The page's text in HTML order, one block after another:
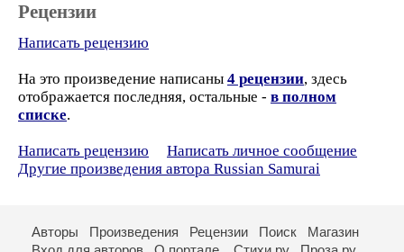
Рецензии
Написать рецензию
На это произведение написаны 4 рецензии, здесь
отображается последняя, остальные - в полном
списке.
Написать рецензию
Написать личное сообщение
Другие произведения автора Russian Samurai
Авторы Произведения Рецензии Поиск
Магазин